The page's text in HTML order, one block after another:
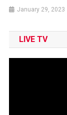
January 29, 2023
LIVE TV